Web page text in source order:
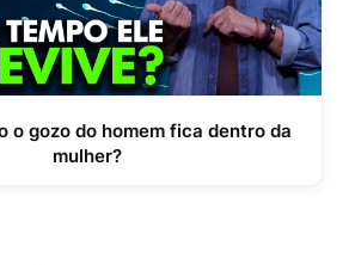
o gozo do homem fica dentro da
mulher?